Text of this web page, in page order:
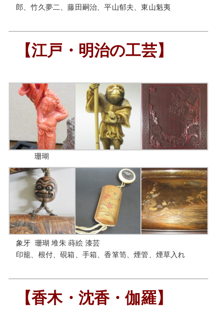
郎、竹久夢二、藤田嗣治、平山郁夫、東山魁夷
【江戸・明治の工芸】
珊瑚
象牙 珊瑚 堆朱 蒔絵 漆芸
印籠、根付、硯箱、手箱、香箪笥、煙管、煙草入れ
【香木・沈香・伽羅】